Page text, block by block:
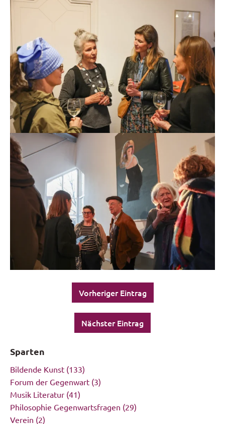
Vorheriger Eintrag
Nächster Eintrag
Sparten
Bildende Kunst (133)
Forum der Gegenwart (3)
Musik Literatur (41)
Philosophie Gegenwartsfragen (29)
Verein (2)